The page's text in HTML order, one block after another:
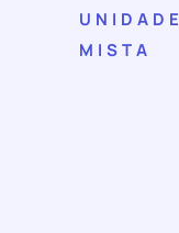
UNIDADE
MISTA